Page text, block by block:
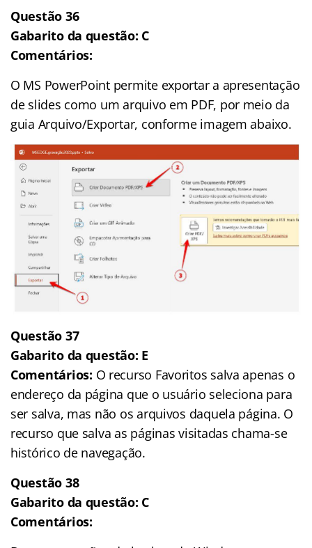
Questão 36
Gabarito da questão: C
Comentários:
O MS PowerPoint permite exportar a apresentação
de slides como um arquivo em PDF, por meio da
guia Arquivo/Exportar, conforme imagem abaixo.
Questão 37
Gabarito da questão: E
Comentários: O recurso Favoritos salva apenas o
endereço da página que o usuário seleciona para
ser salva, mas não os arquivos daquela página. O
recurso que salva as páginas visitadas chama-se
histórico de navegação.
Questão 38
Gabarito da questão: C
Comentários: